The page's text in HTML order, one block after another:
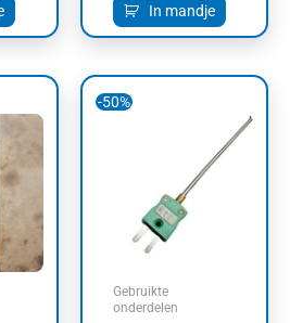
In mandje
€90,75.
-50%
Gebruikte
onderdelen
€25,00.